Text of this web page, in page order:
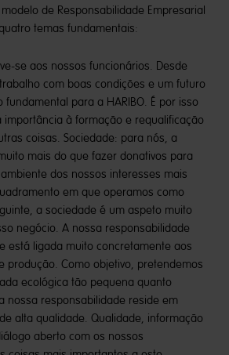
de Responsabilidade Empresarial
temas fundamentais:
se aos nossos funcionários. Desde
com boas condições e um futuro
fundamental para a HARIBO. É por isso
importância à formação e requalificação
coisas. Sociedade: para nós, a
mais do que fazer donativos para
dos nossos interesses mais
em que operamos como
a sociedade é um aspeto muito
negócio. A nossa responsabilidade
está ligada muito concretamente aos
produção. Como objetivo, pretendemos
ecológica tão pequena quanto
nossa responsabilidade reside em
alta qualidade. Qualidade, informação
aberto com os nossos